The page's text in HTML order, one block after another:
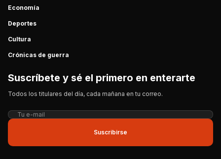
Economía
Deportes
Cultura
Crónicas de guerra
Suscríbete y sé el primero en enterarte
Todos los titulares del día, cada mañana en tu correo.
Suscribirse